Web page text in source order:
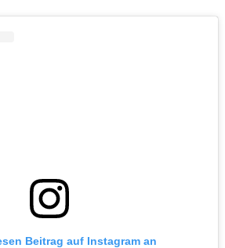
Beitrag auf Instagram an